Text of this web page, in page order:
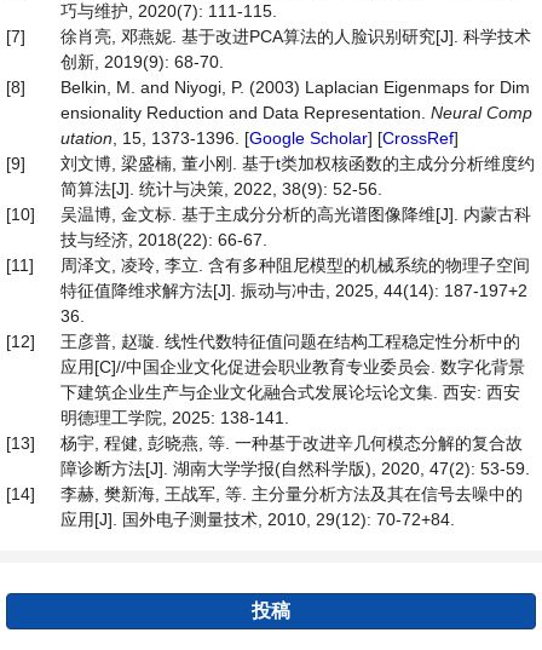
巧与维护, 2020(7): 111-115.
[7]
徐肖亮, 邓燕妮. 基于改进PCA算法的人脸识别研究[J]. 科学技术
创新, 2019(9): 68-70.
[8]
Belkin, M. and Niyogi, P. (2003) Laplacian Eigenmaps for Dim
ensionality Reduction and Data Representation. Neural Comp
utation , 15, 1373-1396. [Google Scholar] [CrossRef]
[9]
刘文博, 梁盛楠, 董小刚. 基于t类加权核函数的主成分分析维度约
简算法[J]. 统计与决策, 2022, 38(9): 52-56.
[10]
吴温博, 金文标. 基于主成分分析的高光谱图像降维[J]. 内蒙古科
技与经济, 2018(22): 66-67.
[11]
周泽文, 凌玲, 李立. 含有多种阻尼模型的机械系统的物理子空间
特征值降维求解方法[J]. 振动与冲击, 2025, 44(14): 187-197+2
36.
[12]
王彦普, 赵璇. 线性代数特征值问题在结构工程稳定性分析中的
应用[C]//中国企业文化促进会职业教育专业委员会. 数字化背景
下建筑企业生产与企业文化融合式发展论坛论文集. 西安: 西安
明德理工学院, 2025: 138-141.
[13]
杨宇, 程健, 彭晓燕, 等. 一种基于改进辛几何模态分解的复合故
障诊断方法[J]. 湖南大学学报(自然科学版), 2020, 47(2): 53-59.
[14]
李赫, 樊新海, 王战军, 等. 主分量分析方法及其在信号去噪中的
应用[J]. 国外电子测量技术, 2010, 29(12): 70-72+84.
投稿